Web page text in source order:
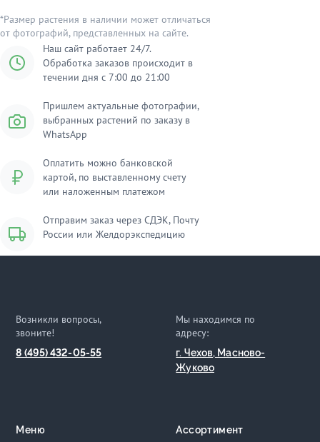
*Размер растения в наличии может отличаться
от фотографий, представленных на сайте.
Наш сайт работает 24/7.
Обработка заказов происходит в
течении дня с 7:00 до 21:00
Пришлем актуальные фотографии,
выбранных растений по заказу в
WhatsApp
Отправим заказ через СДЭК, Почту
России или Желдорэкспедицию
Оплатить можно банковской
картой, по выставленному счету
или наложенным платежом
Возникли вопросы,
звоните!
8 (495) 432-05-55
Мы находимся по
адресу:
г. Чехов, Масново-
Жуково
Меню Ассортимент